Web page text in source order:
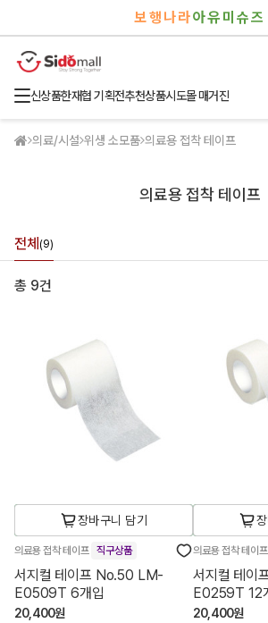
보행나라아유미슈즈
신상품한재협 기획전추천상품시도몰 매거진
의료/시설 위생 소모품 의료용 접착 테이프
의료용 접착 테이프
전체 (9)
총 9건
장바구니 담기
의료용 접착 테이프 직구상품
서지컬 테이프 No.50 LM-
E0509T 6개입
20,400원
의료용 접착 테이프
서지컬 테이
E0259T 12
20,400원